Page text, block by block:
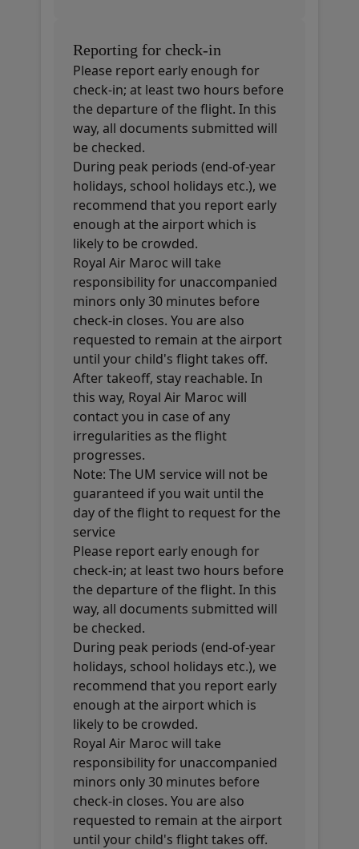
Reporting for check-in
Please report early enough for
check-in; at least two hours before
the departure of the flight. In this
way, all documents submitted will
be checked.
During peak periods (end-of-year
holidays, school holidays etc.), we
recommend that you report early
enough at the airport which is
likely to be crowded.
Royal Air Maroc will take
responsibility for unaccompanied
minors only 30 minutes before
check-in closes. You are also
requested to remain at the airport
until your child's flight takes off.
After takeoff, stay reachable. In
this way, Royal Air Maroc will
contact you in case of any
irregularities as the flight
progresses.
Note: The UM service will not be
guaranteed if you wait until the
day of the flight to request for the
service
Please report early enough for
check-in; at least two hours before
the departure of the flight. In this
way, all documents submitted will
be checked.
During peak periods (end-of-year
holidays, school holidays etc.), we
recommend that you report early
enough at the airport which is
likely to be crowded.
Royal Air Maroc will take
responsibility for unaccompanied
minors only 30 minutes before
check-in closes. You are also
requested to remain at the airport
until your child's flight takes off.